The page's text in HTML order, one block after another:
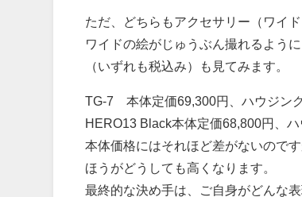
ただ、どちらもアクセサリー（ワイ
ワイドの絵がじゅうぶん撮れるよう
（いずれも税込み）も見てみます。
TG-7 本体定価69,300円、ハウジン
HERO13 Black本体定価68,800円、
本体価格にはそれほど差がないので
ほうがどうしても高くなります。
最終的な決め手は、ご自身がどんな